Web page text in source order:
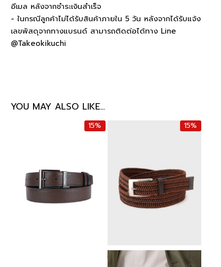
อีเมล หลังจากชำระเงินสำเร็จ
- ในกรณีลูกค้าไม่ได้รับสินค้าภายใน 5 วัน หลังจากได้รับแจ้ง
เลขพัสดุจากทางแบรนด์ สามารถติดต่อได้ทาง Line
@Takeokikuchi
YOU MAY ALSO LIKE…
15% 15%